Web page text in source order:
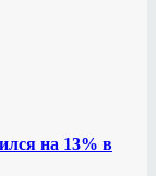
на 13% в